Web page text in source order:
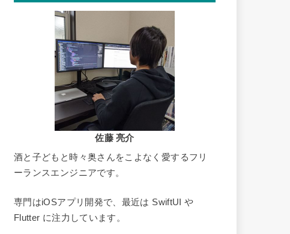
佐藤 亮介
酒と子どもと時々奥さんをこよなく愛するフリ
ーランスエンジニアです。
専門はiOSアプリ開発で、最近は SwiftUI や
Flutter に注力しています。